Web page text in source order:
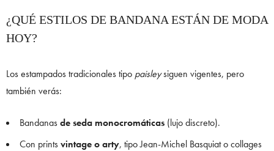
¿QUÉ ESTILOS DE BANDANA ESTÁN DE MODA
HOY?
Los estampados tradicionales tipo paisleysiguen vigentes, pero
también verás:
Bandanasde seda monocromáticas (lujo discreto).
Con printsvintage o arty, tipo Jean-Michel Basquiat o collages